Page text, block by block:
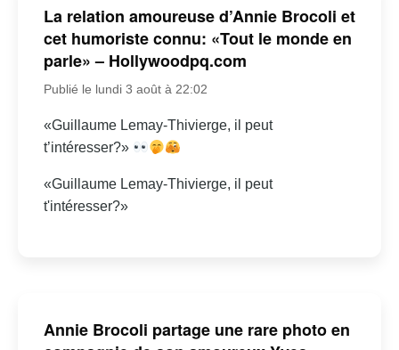
La relation amoureuse d’Annie Brocoli et
cet humoriste connu: «Tout le monde en
parle» – Hollywoodpq.com
Publié le lundi 3 août à 22:02
«Guillaume Lemay-Thivierge, il peut
t’intéresser?»
«Guillaume Lemay-Thivierge, il peut
t'intéresser?»
Annie Brocoli partage une rare photo en